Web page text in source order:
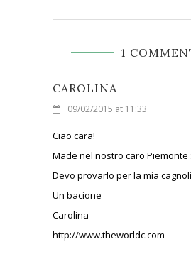
1
CAROLINA
09/02/2015 at 11:33
Ciao cara!
Made nel nostro caro Piemonte
Devo provarlo per la mia
Un bacione
Carolina
http://www.theworldc.com